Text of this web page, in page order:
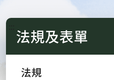
法規及表單
法規